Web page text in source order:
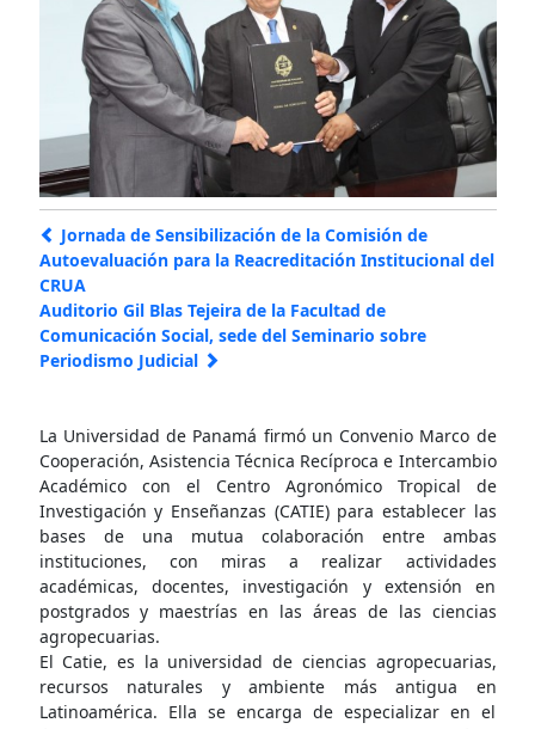
Jornada de Sensibilización de la Comisión de
Autoevaluación para la Reacreditación Institucional del
CRUA
Auditorio Gil Blas Tejeira de la Facultad de
Comunicación Social, sede del Seminario sobre
Periodismo Judicial
La Universidad de Panamá firmó un Convenio Marco de
Cooperación, Asistencia Técnica Recíproca e Intercambio
Académico con el Centro Agronómico Tropical de
Investigación y Enseñanzas (CATIE) para establecer las
bases de una mutua colaboración entre ambas
instituciones, con miras a realizar actividades
académicas, docentes, investigación y extensión en
postgrados y maestrías en las áreas de las ciencias
agropecuarias.
El Catie, es la universidad de ciencias agropecuarias,
recursos naturales y ambiente más antigua en
Latinoamérica. Ella se encarga de especializar en el